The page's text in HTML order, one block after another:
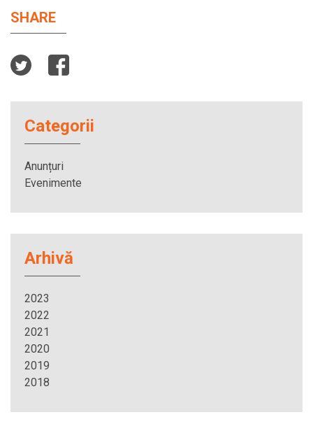
SHARE
Categorii
Anunțuri
Evenimente
Arhivă
2023
2022
2021
2020
2019
2018